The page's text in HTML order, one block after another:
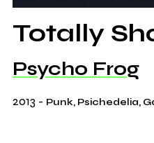
Totally
Psycho Frog
2013 - Punk, Psichedelia,